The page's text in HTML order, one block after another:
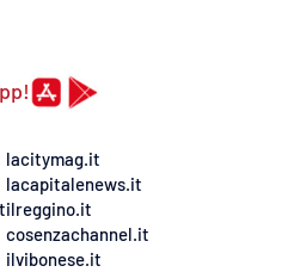
lacitymag.it
lacapitalenews.it
ilreggino.it
cosenzachannel.it
ilvibonese.it